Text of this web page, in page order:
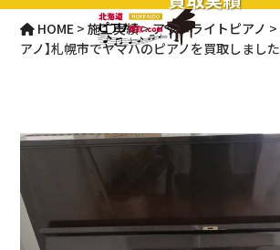
HOME >施工実績>アップライトピアノ >
アノ】札幌市でヤマハのピアノを買取しました